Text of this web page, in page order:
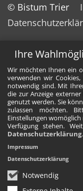
Ihre
Wir möchten Ihnen ein
verwenden wir
notwendig sind. Mit
die zur Anzeige
genutzt werden. Sie
zulassen möchten.
Einstellungen
Verfügung stehen.
Datenschutzerklärung.
Notwendig
Impressum
Datenschutzerklärung
© Bistum Trier